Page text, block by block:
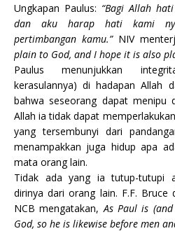
Ungkapan Paulus: “Bagi Allah
dan aku harap hati kami
pertimbangan kamu.”NIV
plain to God, and I hope it is also
Paulus menunjukkan
kerasulannya) di hadapan Allah
bahwa seseorang dapat menipu
Allah ia tidak dapat
yang tersembunyi dari
menampakkan juga hidup apa
mata orang lain.
Tidak ada yang ia tutup-tutupi
dirinya dari orang lain. F.F.
NCB mengatakan, As Paul is
God, so he is likewise before men